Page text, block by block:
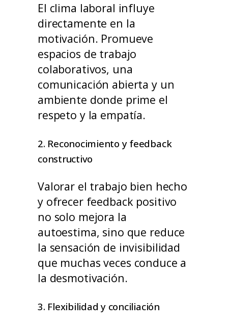
El clima laboral influye
directamente en la
motivación. Promueve
espacios de trabajo
colaborativos, una
comunicación abierta y un
ambiente donde prime el
respeto y la empatía.
2. Reconocimiento y feedback
constructivo
Valorar el trabajo bien hecho
y ofrecer feedback positivo
no solo mejora la
autoestima, sino que reduce
la sensación de invisibilidad
que muchas veces conduce a
la desmotivación.
3. Flexibilidad y conciliación